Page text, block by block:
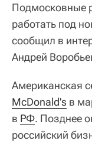
Подмосковные
работать под
сообщил в
Андрей
Американская
McDonald's в
в РФ. Позднее
российский